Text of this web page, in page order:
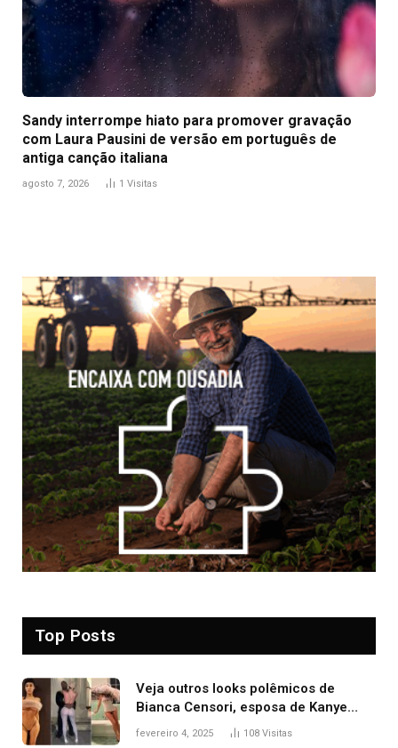
Sandy interrompe hiato para promover gravação
com Laura Pausini de versão em português de
antiga canção italiana
agosto 7, 2026 1 Visitas
Top Posts
Veja outros looks polêmicos de
Bianca Censori, esposa de Kanye
West que apareceu nua no Grammy
fevereiro 4, 2025 108 Visitas